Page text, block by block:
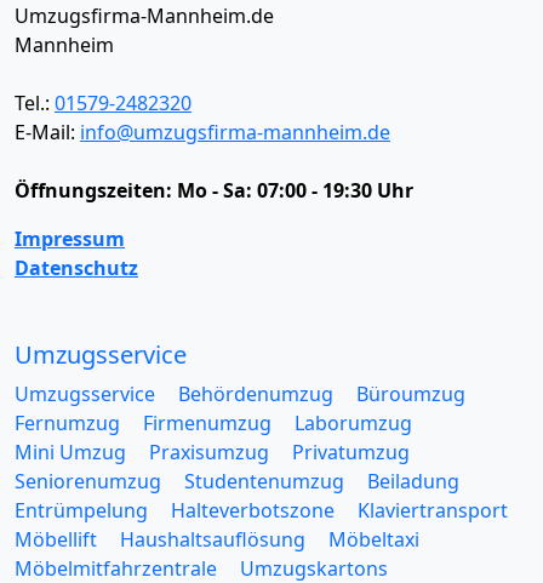
Umzugsfirma-Mannheim.de
Mannheim
Tel.: 01579-2482320
E-Mail: info@umzugsfirma-mannheim.de
Öffnungszeiten: Mo - Sa: 07:00 - 19:30 Uhr
Impressum
Datenschutz
Umzugsservice
Umzugsservice Behördenumzug
Büroumzug
Fernumzug
Firmenumzug
Laborumzug
Mini Umzug
Praxisumzug
Privatumzug
Seniorenumzug
Studentenumzug
Beiladung
Entrümpelung
Halteverbotszone
Klaviertransport
Möbellift
Haushaltsauflösung
Möbeltaxi
Möbelmitfahrzentrale
Umzugskartons